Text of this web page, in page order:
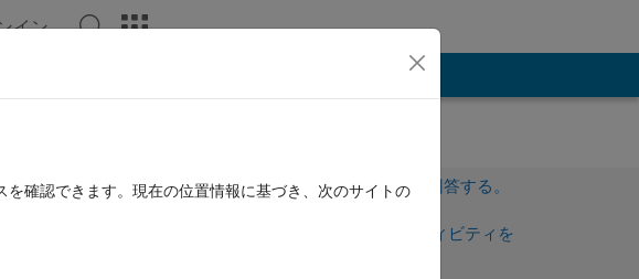
イン
サインインしてこの質問に回答する。
サインインしてアクティビティを
確認できます。現在の位置情報に基づき、次のサイトの